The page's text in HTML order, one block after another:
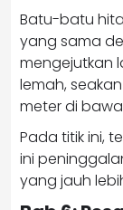
Batu-batu
yang sama
mengejutkan
lemah,
meter di
Pada titik ini,
ini
yang jauh